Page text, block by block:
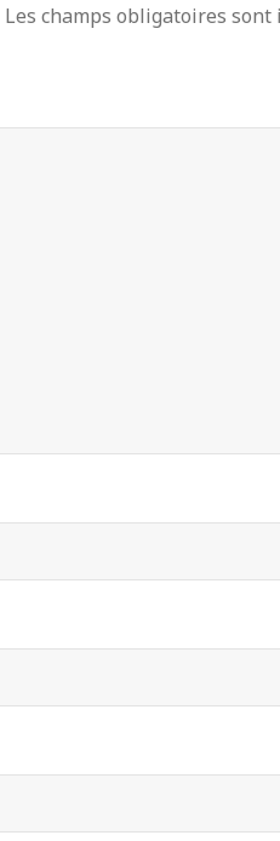
Les champs obligatoires sont